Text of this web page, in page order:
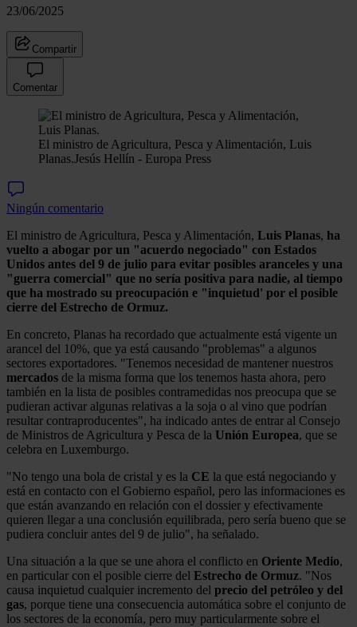
23/06/2025
Compartir
Comentar
El ministro de Agricultura, Pesca y Alimentación, Luis
Planas.Jesús Hellín - Europa Press
Ningún comentario
El ministro de Agricultura, Pesca y Alimentación, Luis Planas, ha
vuelto a abogar por un "acuerdo negociado" con Estados
Unidos antes del 9 de julio para evitar posibles aranceles y una
"guerra comercial" que no sería positiva para nadie, al tiempo
que ha mostrado su preocupación e "inquietud' por el posible
cierre del Estrecho de Ormuz.
En concreto, Planas ha recordado que actualmente está vigente un
arancel del 10%, que ya está causando "problemas" a algunos
sectores exportadores. "Tenemos necesidad de mantener nuestros
mercados de la misma forma que los tenemos hasta ahora, pero
también en la lista de posibles contramedidas nos preocupa que se
pudieran activar algunas relativas a la soja o al vino que podrían
resultar contraproducentes", ha indicado antes de entrar al Consejo
de Ministros de Agricultura y Pesca de la Unión Europea, que se
celebra en Luxemburgo.
"No tengo una bola de cristal y es la CE la que está negociando y
está en contacto con el Gobierno español, pero las informaciones es
que están avanzando en relación con el dossier y efectivamente
quieren llegar a una conclusión equilibrada, pero sería bueno que se
pudiera concluir antes del 9 de julio", ha señalado.
Una situación a la que se une ahora el conflicto en Oriente Medio,
en particular con el posible cierre del Estrecho de Ormuz. "Nos
causa inquietud cualquier incremento del precio del petróleo y del
gas, porque tiene una consecuencia automática sobre el conjunto de
los sectores de la economía, pero muy particularmente sobre el